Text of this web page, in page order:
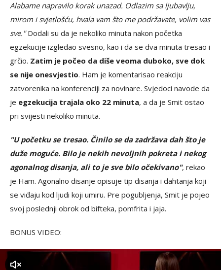
Alabame napravilo korak unazad. Odlazim sa ljubavlju,
mirom i svjetlošću, hvala vam što me podržavate, volim vas
sve."Dodali su da je nekoliko minuta nakon početka
egzekucije izgledao svesno, kao i da se dva minuta tresao i
grčio. Zatim je počeo da diše veoma duboko, sve dok
se nije onesvjestio. Ham je komentarisao reakciju
zatvorenika na konferenciji za novinare. Svjedoci navode da
je egzekucija trajala oko 22 minuta, a da je Smit ostao
pri svijesti nekoliko minuta.
"U početku se tresao. Činilo se da zadržava dah što je
duže moguće. Bilo je nekih nevoljnih pokreta i nekog
agonalnog disanja, ali to je sve bilo očekivano", rekao
je Ham. Agonalno disanje opisuje tip disanja i dahtanja koji
se viđaju kod ljudi koji umiru. Pre pogubljenja, Smit je pojeo
svoj poslednji obrok od bifteka, pomfrita i jaja.
BONUS VIDEO: